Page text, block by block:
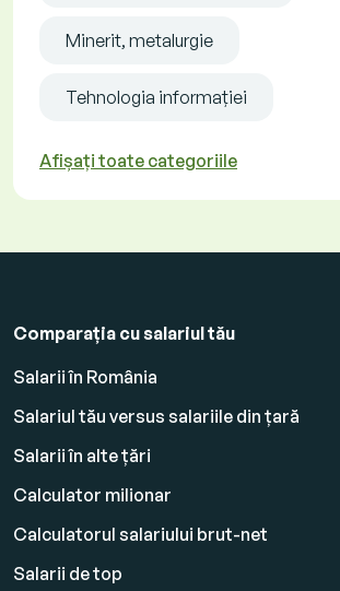
Minerit, metalurgie
Tehnologia informației
Afișați toate categoriile
Comparația cu salariul tău
Salarii în România
Salariul tău versus salariile din țară
Salarii în alte țări
Calculator milionar
Calculatorul salariului brut-net
Salarii de top